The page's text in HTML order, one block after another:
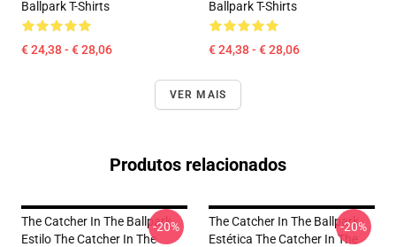
Ballpark T-Shirts
€ 24,38 - € 28,06
Ballpark T-Shirts
€ 24,38 - € 28,06
VER MAIS
Produtos relacionados
The Catcher In The Ballpark
Estilo The Catcher In The
-20%
The Catcher In The Ballpark
Estética The Catcher In The
-20%